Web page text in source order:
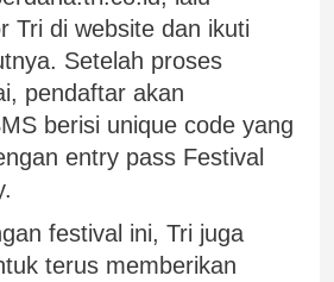
Tri di website dan ikuti
Setelah proses
pendaftar akan
berisi unique code yang
entry pass Festival
festival ini, Tri juga
terus memberikan